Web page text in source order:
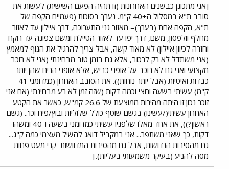
[אני מתכונן כבשנים האחרונות (זו תהיה הפעם השישית) לעשות את
סובב ת"א במסלול ה+40 ק"מ. נערך בסוכות (פעמיים הקפה של
ת"א, הקפה אחת (בערך)= מאזור גני התערוכה, דרך איילון עד לאזור
מחלף וולפסון, משם, דרך יפו עד לאזור הטיילת ומשם צפונה עד רוקח
וחזרה לכיוון איילון) לא מאוד קשה, אבל צריך להרגיל את הגוף למאמץ
(אני משתדל לא רק לרכוב, אלא גם בזמן טוב מבחינתי (אני לא רוכב
מקצועי ואני גם לא רוכב על אופני כביש, אלא אופני הרים שהן יותר
כבדות ואיטיות (אבל יותר נוחות)). את הסובב האחרון (כמדומני 41
ק"מ) עשיתי בשעה וחצי וכמה דקות (שזה זמן לא רע מבחינתי (אם אני
זוכר נכון זו היתה מהירות ממוצעת של 26.6 קמ"ש, כאשר את הקטע
האחרון עשיתי(/עשינו) בגשם שוטף כולל שלוליות ובוץ/פיח וכו'.. (גשם
ראשון?)), את אחד מאלו שלפניו עשיתי כמדומני בשעה ו-40 ומשהו
דקות, כך שאני משתפר... אני במקביל דואג להשיל מעצמי כמה ק"ג...
גם מהסיבות הנדושות, אבל גם מהסיבות המדוושות קרי מעט פחות
מסה להניע (בעיקר משמעותי בעליות).]